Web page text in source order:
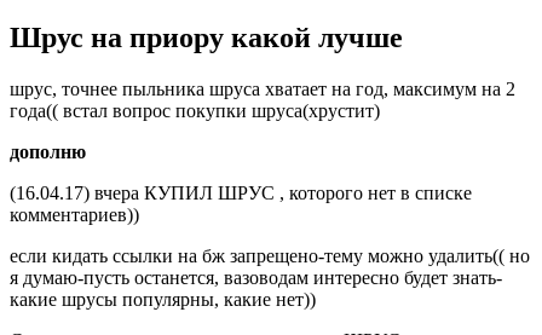
Шрус на приору какой лучше
шрус, точнее пыльника шруса хватает на год, максимум на 2
года(( встал вопрос покупки шруса(хрустит)
дополню
(16.04.17) вчера КУПИЛ ШРУС , которого нет в списке
комментариев))
если кидать ссылки на бж запрещено-тему можно удалить(( но
я думаю-пусть останется, вазоводам интересно будет знать-
какие шрусы популярны, какие нет))